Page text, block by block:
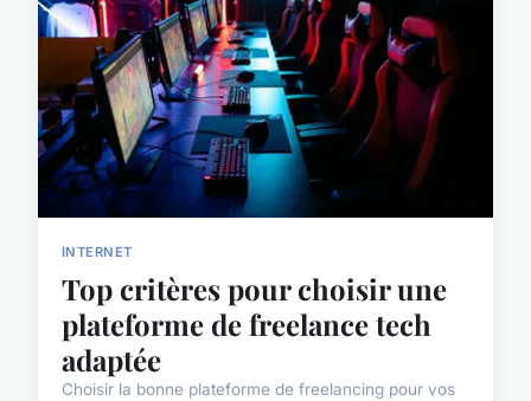
INTERNET
Top critères pour choisir une
plateforme de freelance tech
adaptée
Choisir la bonne plateforme de freelancing pour vos